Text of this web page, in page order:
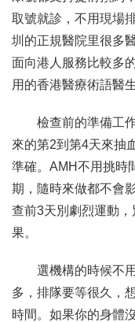
取號就診，不用現場
圳的正規醫院里很多
面向港人服務比較多
用的香港醫療術語醫
檢查前的準備工
來的第2到第4天來抽
準確。AMH不用挑時
期，隨時來做都不會
查前3天別劇烈運動
果。
選機構的時候不
多，排隊要等很久，
時間。如果你的身體